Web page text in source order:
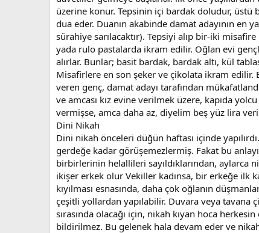
üzerine konur. Tepsinin içi bardak doludur,
dua eder. Duanın akabinde damat adayının
sürahiye sarılacaktır). Tepsiyi alıp bir-iki
yada rulo pastalarda ikram edilir. Oğlan evi
alırlar. Bunlar; basit bardak, bardak altı, kül
Misafirlere en son şeker ve çikolata ikram edilir.
veren genç, damat adayı tarafından
ve amcası kız evine verilmek üzere, kapıda
vermişse, amca daha az, diyelim beş yüz lira
Dini Nikah
Dini nikah önceleri düğün haftası içinde
gerdeğe kadar görüşemezlermiş. Fakat bu
birbirlerinin helallileri sayıldıklarından, aylarca
ikişer erkek olur Vekiller kadınsa, bir erkeğe ilk
kıyılması esnasında, daha çok oğlanın
çeşitli yollardan yapılabilir. Duvara veya tavana
sırasında olacağı için, nikah kıyan hoca
bildirilmez. Bu gelenek hala devam eder ve